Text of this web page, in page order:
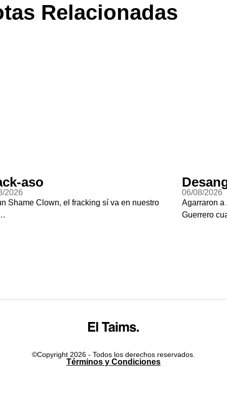
Relacionadas
aso
2026
Shame Clown, el fracking sí va en nuestro
06/08/2026
Agarraron a
Guerrero
©Copyright 2026 - Todos los derechos reservados.
Términos y Condiciones